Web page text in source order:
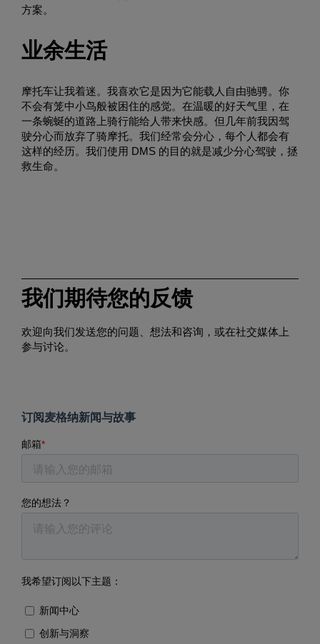
方案。
业余生活
摩托车让我着迷。我喜欢它是因为它能载人自由驰骋。你
不会有笼中小鸟般被困住的感觉。在温暖的好天气里，在
一条蜿蜒的道路上骑行能给人带来快感。但几年前我因驾
驶分心而放弃了骑摩托。我们经常会分心，每个人都会有
这样的经历。我们使用 DMS 的目的就是减少分心驾驶，拯
救生命。
我们期待您的反馈
欢迎向我们发送您的问题、想法和咨询，或在社交媒体上
参与讨论。